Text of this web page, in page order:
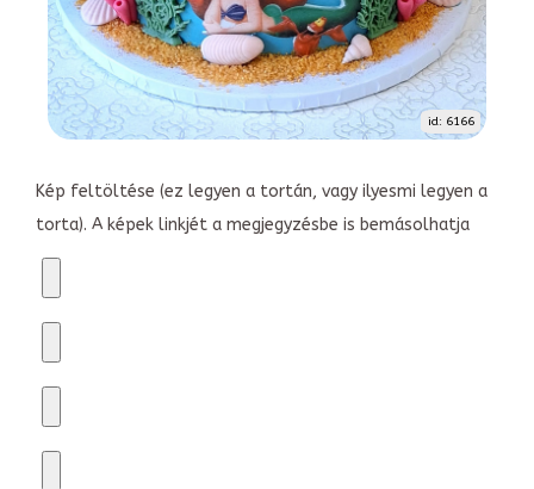
id: 6166
Kép feltöltése (ez legyen a tortán, vagy ilyesmi legyen a
torta). A képek linkjét a megjegyzésbe is bemásolhatja